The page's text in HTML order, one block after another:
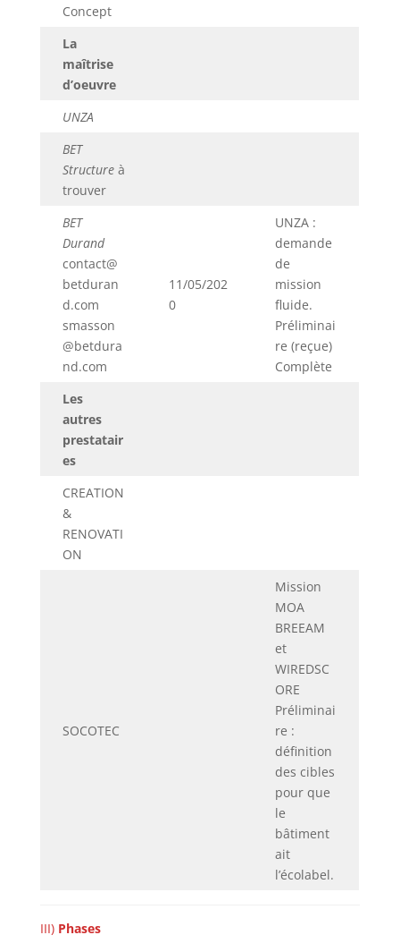
Concept
La
maîtrise
d’oeuvre
UNZA
BET
Structureà
trouver
BET
Durand
contact@
betduran
d.com
smasson
@betdura
nd.com
11/05/202
0
UNZA :
demande
de
mission
fluide.
Préliminai
re (reçue)
Complète
Les
autres
prestatair
es
CREATION
&
RENOVATI
ON
SOCOTEC
Mission
MOA
BREEAM
et
WIREDSC
ORE
Préliminai
re :
définition
des cibles
pour que
le
bâtiment
ait
l’écolabel.
III) Phases